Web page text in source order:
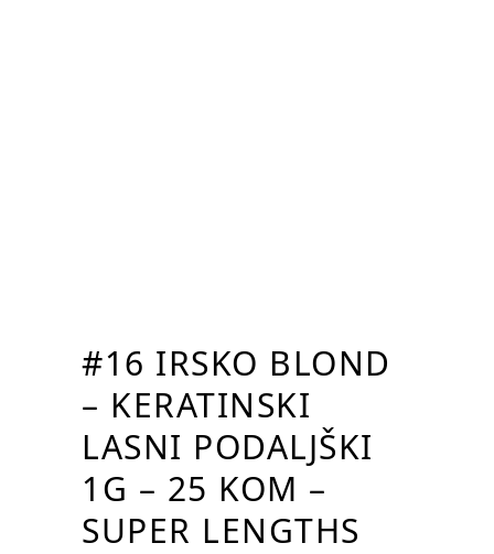
#16 IRSKO BLOND
– KERATINSKI
LASNI PODALJŠKI
1G – 25 KOM –
SUPER LENGTHS